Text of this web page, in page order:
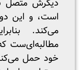
دیگرش متصل
است، و این
می‌کند.
مطالبه‌ای‌ست
خود حمل